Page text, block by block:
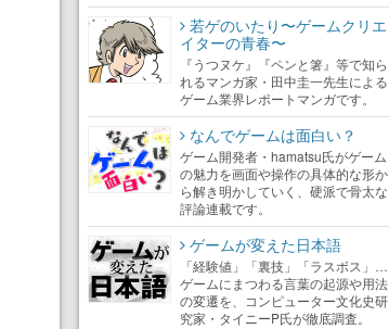
若ゲのいたり〜ゲームクリエ
イターの青春〜
『うつヌケ』『ペンと箸』等で知ら
れるマンガ家・田中圭一先生による
ゲーム業界レポートマンガです。
なんでゲームは面白い？
ゲーム開発者・hamatsu氏がゲーム
の魅力を画面や操作の具体的な形か
ら解き明かしていく、硬派で骨太な
評論連載です。
ゲームが変えた日本語
「経験値」「裏技」「ラスボス」…
ゲームにまつわる言葉の起源や用法
の変遷を、コンピューター文化史研
究家・タイニーP氏が徹底調査。